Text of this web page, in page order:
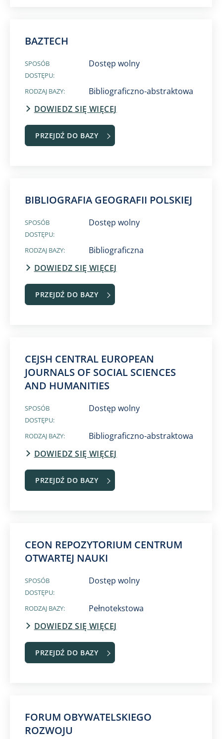
BAZTECH
SPOSÓB
DOSTĘPU:
Dostęp wolny
RODZAJ BAZY:
Bibliograficzno-abstraktowa
DOWIEDZ SIĘ WIĘCEJ
PRZEJDŹ DO BAZY
BIBLIOGRAFIA GEOGRAFII POLSKIEJ
SPOSÓB
DOSTĘPU:
Dostęp wolny
RODZAJ BAZY:
Bibliograficzna
DOWIEDZ SIĘ WIĘCEJ
PRZEJDŹ DO BAZY
CEJSH CENTRAL EUROPEAN
JOURNALS OF SOCIAL SCIENCES
AND HUMANITIES
SPOSÓB
DOSTĘPU:
Dostęp wolny
RODZAJ BAZY:
Bibliograficzno-abstraktowa
DOWIEDZ SIĘ WIĘCEJ
PRZEJDŹ DO BAZY
CEON REPOZYTORIUM CENTRUM
OTWARTEJ NAUKI
SPOSÓB
DOSTĘPU:
Dostęp wolny
RODZAJ BAZY:
Pełnotekstowa
DOWIEDZ SIĘ WIĘCEJ
PRZEJDŹ DO BAZY
FORUM OBYWATELSKIEGO
ROZWOJU